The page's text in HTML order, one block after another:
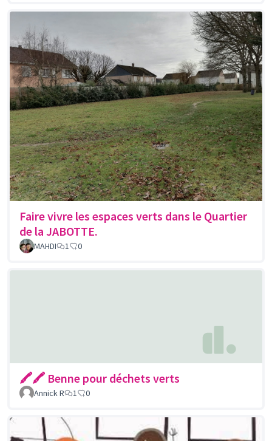
Faire vivre les espaces verts dans le Quartier
de la JABOTTE.
MAHDI 1 0
🖍🖍 Benne pour déchets verts
Annick R 1 0